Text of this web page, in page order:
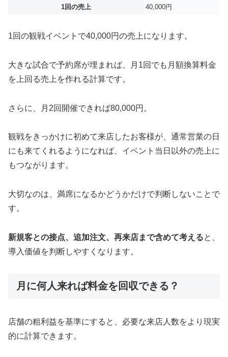
1回の売上
40,000円
1回の観戦イベントで40,000円の売上になります。
大きな試合で予約席が埋まれば、月1回でも月額換算料金
を上回る売上を作れる計算です。
さらに、月2回開催できれば80,000円。
観戦をきっかけに初めて来店したお客様が、通常営業の日
にも来てくれるようになれば、イベント当日以外の売上に
もつながります。
大切なのは、満席になるかどうかだけで判断しないことで
す。
新規客との接点、追加注文、再来店まで含めて考えると、
導入価値を判断しやすくなります。
月に何人来れば料金を回収できる？
店舗の粗利益を基準にすると、必要な来店人数をより現実
的に計算できます。